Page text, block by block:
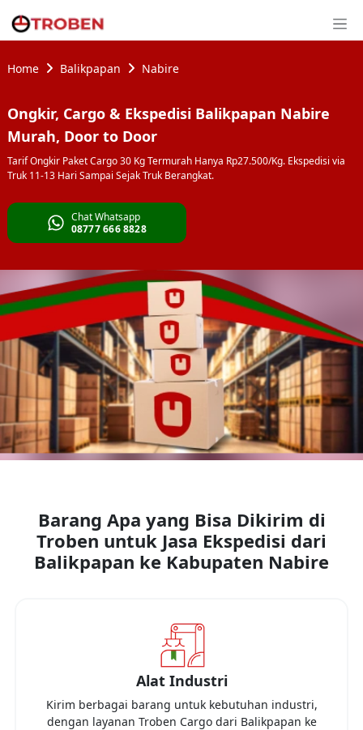
Home Balikpapan Nabire
Ongkir, Cargo & Ekspedisi Balikpapan Nabire
Murah, Door to Door
Tarif Ongkir Paket Cargo 30 Kg Termurah Hanya Rp27.500/Kg. Ekspedisi via
Truk 11-13 Hari Sampai Sejak Truk Berangkat.
Chat Whatsapp
08777 666 8828
Barang Apa yang Bisa Dikirim di
Troben untuk Jasa Ekspedisi dari
Balikpapan ke Kabupaten Nabire
Alat Industri
Kirim berbagai barang untuk kebutuhan industri,
dengan layanan Troben Cargo dari Balikpapan ke